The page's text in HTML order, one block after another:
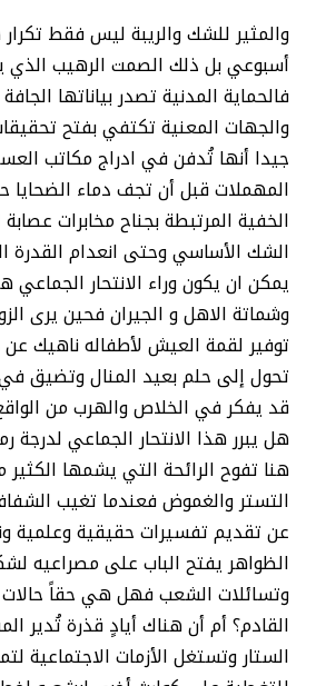
والمثير للشك والريبة ليس فقط
أسبوعي بل ذلك الصمت الرهيب الذي
فالحماية المدنية تصدر بياناتها الجافة
والجهات المعنية تكتفي بفتح
جيدا أنها تُدفن في ادراج مكاتب
المهملات قبل أن تجف دماء الضحايا
الخفية المرتبطة بجناح مخابرات
الشك الأساسي وحتى انعدام القدرة
يمكن ان يكون وراء الانتحار الجماعي
وشماتة الاهل و الجيران فحين يرى
توفير لقمة العيش لأطفاله ناهيك
تحول إلى حلم بعيد المنال وتضيق
قد يفكر في الخلاص والهرب من الواقع
هل يبرر هذا الانتحار الجماعي لدرجة
هنا تفوح الرائحة التي يشمها الكثير
التستر والغموض فعندما تغيب
عن تقديم تفسيرات حقيقية وعلمية
الظواهر يفتح الباب على مصراعيه
وتسائلات الشعب فهل هي حقاً حالات
القادم؟ أم أن هناك أيادٍ قذرة
الستار وتستغل الأزمات الاجتماعية